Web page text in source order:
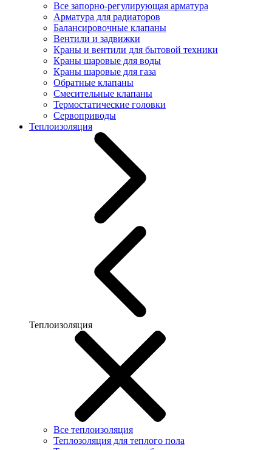
Все запорно-регулирующая арматура
Арматура для радиаторов
Балансировочные клапаны
Вентили и задвижки
Краны и вентили для бытовой техники
Краны шаровые для воды
Краны шаровые для газа
Обратные клапаны
Смесительные клапаны
Термостатические головки
Сервоприводы
Теплоизоляция
Теплоизоляция
Все теплоизоляция
Теплозоляция для теплого пола